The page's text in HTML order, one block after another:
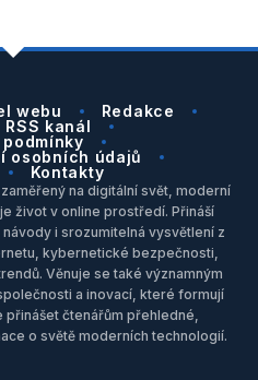
webu
Redakce
RSS kanál
osobních údajů
Kontakty
na digitální svět, moderní
život v online prostředí. Přináší
i srozumitelná vysvětlení z
kybernetické bezpečnosti,
Věnuje se také významným
a inovací, které formují
čtenářům přehledné,
o světě moderních technologií.